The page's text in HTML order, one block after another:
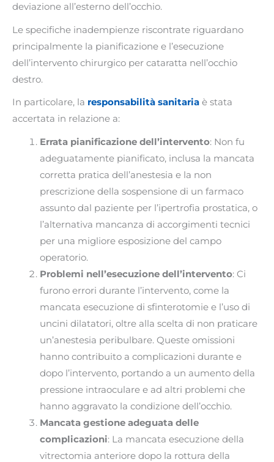
deviazione all’esterno dell’occhio.
Le specifiche inadempienze riscontrate riguardano
principalmente la pianificazione e l’esecuzione
dell’intervento chirurgico per cataratta nell’occhio
destro.
In particolare, la responsabilità sanitaria è stata
accertata in relazione a:
Errata pianificazione dell’intervento: Non fu
adeguatamente pianificato, inclusa la mancata
corretta pratica dell’anestesia e la non
prescrizione della sospensione di un farmaco
assunto dal paziente per l’ipertrofia prostatica, o
l’alternativa mancanza di accorgimenti tecnici
per una migliore esposizione del campo
operatorio.
Problemi nell’esecuzione dell’intervento: Ci
furono errori durante l’intervento, come la
mancata esecuzione di sfinterotomie e l’uso di
uncini dilatatori, oltre alla scelta di non praticare
un’anestesia peribulbare. Queste omissioni
hanno contribuito a complicazioni durante e
dopo l’intervento, portando a un aumento della
pressione intraoculare e ad altri problemi che
hanno aggravato la condizione dell’occhio.
Mancata gestione adeguata delle
complicazioni: La mancata esecuzione della
vitrectomia anteriore dopo la rottura della